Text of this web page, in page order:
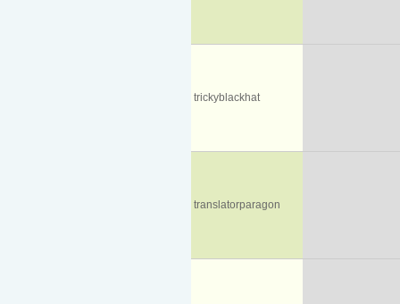
trickyblackhat
translatorparagon